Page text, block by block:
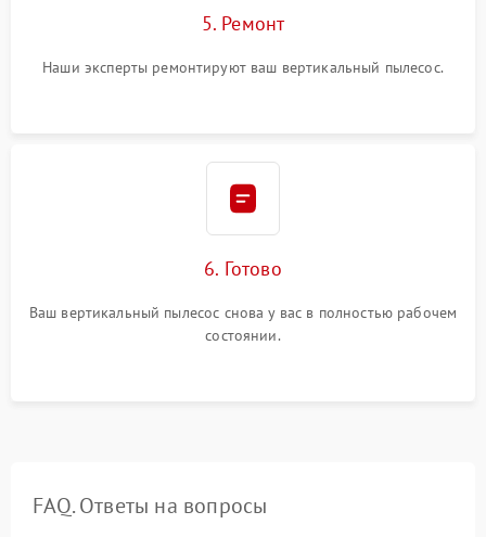
5. Ремонт
Наши эксперты ремонтируют ваш вертикальный пылесос.
6. Готово
Ваш вертикальный пылесос снова у вас в полностью рабочем
состоянии.
FAQ. Ответы на вопросы